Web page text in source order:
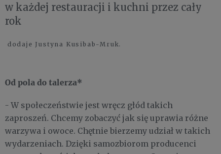
w każdej restauracji i kuchni przez cały
rok
dodaje Justyna Kusibab-Mruk.
Od pola do talerza*
- W społeczeństwie jest wręcz głód takich
zaproszeń. Chcemy zobaczyć jak się uprawia różne
warzywa i owoce. Chętnie bierzemy udział w takich
wydarzeniach. Dzięki samozbiorom producenci